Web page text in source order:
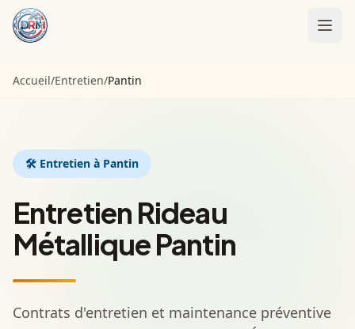
Motorisation
Entretien
Contact
Accueil/Entretien/Pantin
🛠️ Entretien à Pantin
Entretien Rideau
Métallique Pantin
Contrats d'entretien et maintenance préventive